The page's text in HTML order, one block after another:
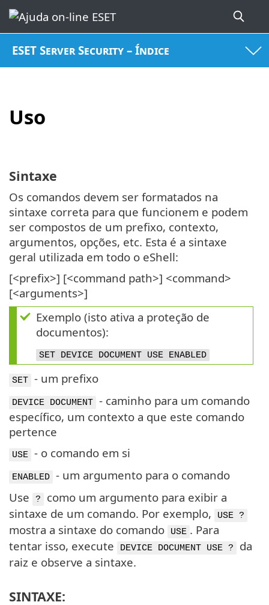
ESET Server Security – Índice
Uso
Sintaxe
Os comandos devem ser formatados na
sintaxe correta para que funcionem e podem
ser compostos de um prefixo, contexto,
argumentos, opções, etc. Esta é a sintaxe
geral utilizada em todo o eShell:
[<prefix>] [<command path>] <command>
[<arguments>]
Exemplo (isto ativa a proteção de
documentos):
SET DEVICE DOCUMENT USE ENABLED
SET - um prefixo
DEVICE DOCUMENT
- caminho para um comando
específico, um contexto a que este comando
pertence
USE - o comando em si
ENABLED
- um argumento para o comando
Use
?
como um argumento para exibir a
sintaxe de um comando. Por exemplo,
USE ?
mostra a sintaxe do comando USE . Para
tentar isso, execute
DEVICE DOCUMENT USE ?
da
raiz e observe a sintaxe.
SINTAXE: